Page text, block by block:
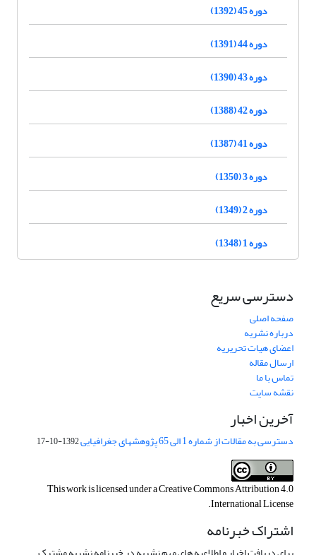
دوره 45 (1392)
دوره 44 (1391)
دوره 43 (1390)
دوره 42 (1388)
دوره 41 (1387)
دوره 3 (1350)
دوره 2 (1349)
دوره 1 (1348)
دسترسی سریع
صفحه اصلی
درباره نشریه
اعضای هیات تحریریه
ارسال مقاله
تماس با ما
نقشه سایت
آخرین اخبار
دسترسی به مقالات از شماره 1 الی 65 پژوهشهای جغرافیایی 1392-10-17
This work is licensed under aCreative Commons Attribution 4.0
International License
.
اشتراک خبرنامه